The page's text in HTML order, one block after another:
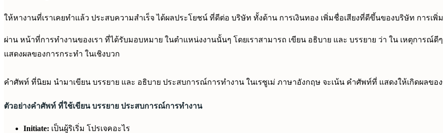
ให้หางานที่เราเคยทำแล้ว ประสบความสำเร็จ ได้ผลประโยชน์ ที่ดีต่อ บริษัท ทั้งด้าน การเงินทอง เพิ่มชื่อเสียงที่ดีขึ้นของบริษัท การเ
ผ่าน หน้าที่การทำงานของเรา ที่ได้รับมอบหมาย ในตำแหน่งงานนั้นๆ โดยเราสามารถ เขียน อธิบาย และ บรรยาย ว่า ใน เหตุการณ์
แสดงผลของการกระทำ ในเชิงบวก
คำศัพท์ ที่นิยม นำมาเขียน บรรยาย และ อธิบาย ประสบการณ์การทำงาน ในเรซูเม่ ภาษาอังกฤษ จะเน้น คำศัพท์ที่ แสดงให้เกิดผลขอ
ตัวอย่างคำศัพท์ ที่ใช้เขียน บรรยาย ประสบการณ์การทำงาน
Initiate: เป็นผู้ริเริ่ม โปรเจคอะไร